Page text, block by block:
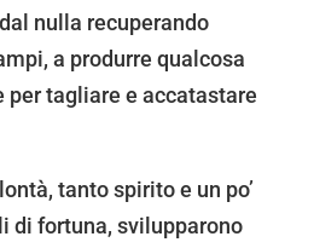
nulla recuperando
a produrre qualcosa
per tagliare e accatastare
tanto spirito e un po’
di fortuna, svilupparono